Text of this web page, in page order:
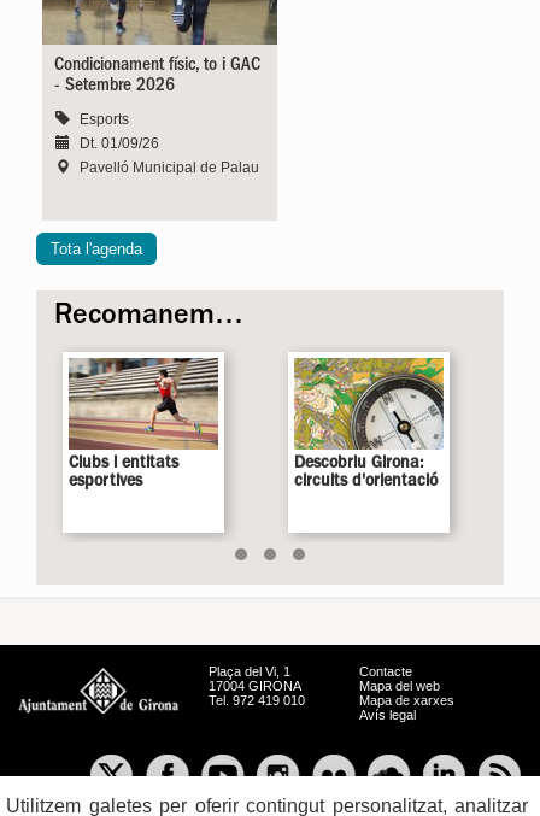
Condicionament físic, to i GAC
- Setembre 2026
Esports
Dt. 01/09/26
Pavelló Municipal de Palau
Tota l'agenda
Recomanem…
Clubs i entitats
esportives
Descobriu Girona:
circuits d'orientació
Plaça del Vi, 1
17004 GIRONA
Tel. 972 419 010
Contacte
Mapa del web
Mapa de xarxes
Avís legal
Utilitzem galetes per oferir contingut personalitzat, analitzar